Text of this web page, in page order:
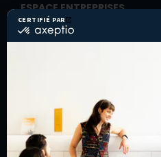
ESPACE ENTREPRISES
Recruter un(e) alternant(e)
Former ses salariés
Entreprendre
Les Assises du compagnonnage
La Ruche